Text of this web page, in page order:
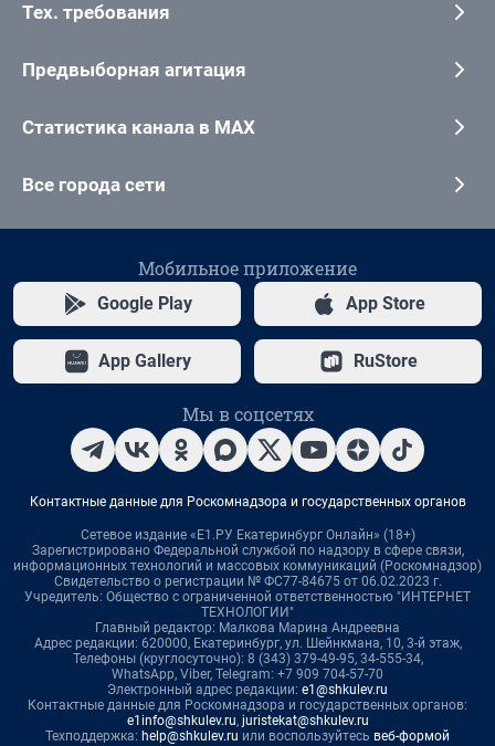
Тех. требования
Предвыборная агитация
Статистика канала в MAX
Все города сети
Мобильное приложение
Google Play App Store
App Gallery RuStore
Мы в соцсетях
Контактные данные для Роскомнадзора и государственных органов
Сетевое издание «Е1.РУ Екатеринбург Онлайн» (18+)
Зарегистрировано Федеральной службой по надзору в сфере связи,
информационных технологий и массовых коммуникаций (Роскомнадзор)
Свидетельство о регистрации № ФС77-84675 от 06.02.2023 г.
Учредитель: Общество с ограниченной ответственностью "ИНТЕРНЕТ
ТЕХНОЛОГИИ"
Главный редактор: Малкова Марина Андреевна
Адрес редакции: 620000, Екатеринбург, ул. Шейнкмана, 10, 3-й этаж,
Телефоны (круглосуточно): 8 (343) 379-49-95, 34-555-34,
WhatsApp, Viber, Telegram: +7 909 704-57-70
Электронный адрес редакции: e1@shkulev.ru
Контактные данные для Роскомнадзора и государственных органов:
e1info@shkulev.ru, juristekat@shkulev.ru
Техподдержка: help@shkulev.ru или воспользуйтесь веб-формой